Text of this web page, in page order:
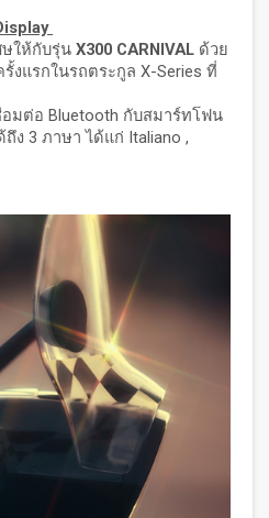
ให้กับรุ่น X300 CARNIVAL ด้วย
รั้งแรกในรถตระกูล X-Series ที่
อมต่อ Bluetooth กับสมาร์ทโฟน
ง 3 ภาษา ได้แก่ Italiano ,